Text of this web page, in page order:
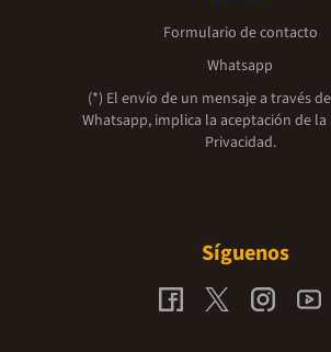
Formulario de contacto
Whatsapp
(*) El envío de un mensaje a través
Whatsapp, implica la aceptación de la
Privacidad.
Síguenos